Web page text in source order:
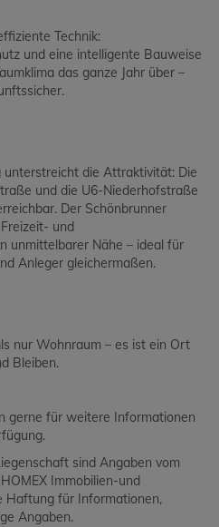
Technik:
und eine intelligente Bauweise
das ganze Jahr über –
unterstreicht die Attraktivität: Die
und die U6-Niederhofstraße
Der Schönbrunner
und
unmittelbarer Nähe – ideal für
Anleger gleichermaßen.
nur Wohnraum – es ist ein Ort
Bleiben.
gerne für weitere Informationen
sind Angaben vom
Immobilien-und
Haftung für Informationen,
Angaben.